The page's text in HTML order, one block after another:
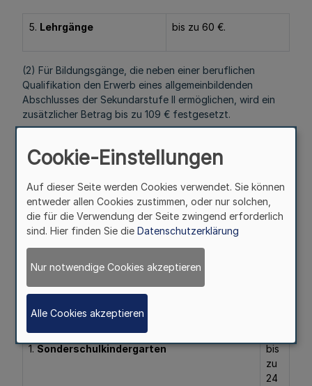
5. Lehrgänge bis zu 60 €.
(2) Für Bildungsgänge, die neben einer beruflichen
Qualifikation den Erwerb eines allgemeinbildenden
Abschlusses der Sekundarstufe II ermöglichen, wird ein
zusätzlicher Betrag bis zu 109 € festgesetzt.
Sonderschulen
Mehr
Fußnoten
Durchschnittsbeträge festgesetzt:
1.Sonderschulkindergarten
bis
zu
24
Cookie-Einstellungen
Auf dieser Seite werden Cookies verwendet. Sie können
entweder allen Cookies zustimmen, oder nur solchen,
die für die Verwendung der Seite zwingend erforderlich
sind. Hier finden Sie die Datenschutzerklärung
Nur notwendige Cookies akzeptieren
Alle Cookies akzeptieren